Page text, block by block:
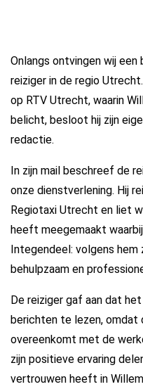
Onlangs ontvingen wij
reiziger in de regio
op RTV Utrecht, waarin
belicht, besloot hij zijn
redactie.
In zijn mail beschreef de
onze dienstverlening. Hij
Regiotaxi Utrecht en liet
heeft meegemaakt
Integendeel: volgens hem
behulpzaam en
De reiziger gaf aan dat
berichten te lezen, omdat
overeenkomt met de
zijn positieve ervaring
vertrouwen heeft in